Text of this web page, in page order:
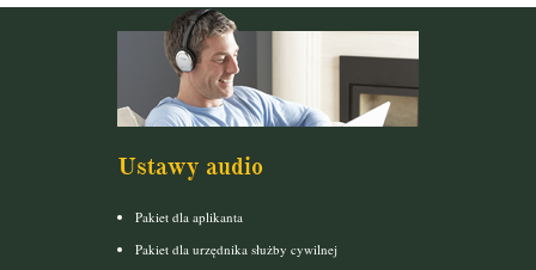
Ustawy audio
Pakiet dla aplikanta
Pakiet dla urzędnika służby cywilnej